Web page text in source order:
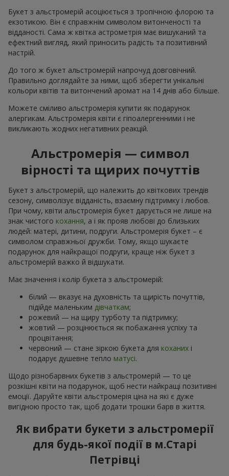
Букет з альстромерій асоціюється з тропічною флорою та
екзотикою. Він є справжнім символом витонченості та
відданості. Сама ж квітка астрометрія має вишуканий та
ефектний вигляд, який приносить радість та позитивний
настрій.
До того ж букет альстромерій напрочуд довговічний.
Правильно доглядайте за ними, щоб зберегти унікальні
кольори квітів та витончений аромат на 14 днів або більше.
Можете сміливо альстромерія купити як подарунок
алергикам. Альстромерія квіти є гіпоалергенними і не
викликають жодних негативних реакцій.
Альстромерія — символ
вірності та щирих почуттів
Букет з альстромерій, що належить до квіткових трендів
сезону, символізує відданість, взаємну підтримку і любов.
При чому, квіти альстромерія букет дарується не лише на
знак чистого кохання, а і як прояв любові до близьких
людей: матері, дитини, подруги. Альстромерія букет – є
символом справжньої дружби. Тому, якщо шукаєте
подарунок для найкращої подруги, краще ніж букет з
альстромерій важко й відшукати.
Має значення і колір букета з альстромерій:
білий — вказує на духовність та щирість почуттів,
підійде маленьким дівчаткам;
рожевий — на щиру турботу та підтримку;
жовтий — розцінюється як побажання успіху та
процвітання;
червоний — стане зіркою букета для коханих і
подарує душевне тепло матусі.
Щодо різнобарвних букетів з альстромерій — то це
розкішні квіти на подарунок, щоб нести найкращі позитивні
емоції. Даруйте квіти альстромерія ціна на які є дуже
вигідною просто так, щоб додати трошки барв в життя.
Як вибрати букети з альстромерії
для будь-якої події в м.Старі
Петрівці